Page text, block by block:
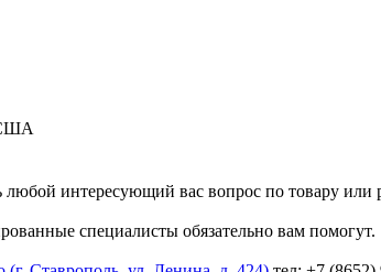
любой интересующий вас вопрос по товару или
специалисты обязательно вам помогут.